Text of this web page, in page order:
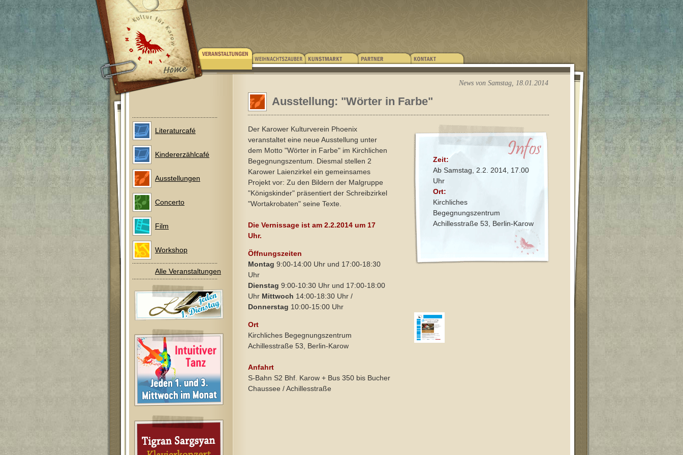
Literaturcafé
Kindererzählcafé
Ausstellungen
Concerto
Film
Workshop
Alle Veranstaltungen
News von Samstag, 18.01.2014
Ausstellung: "Wörter in Farbe"
Der Karower Kulturverein Phoenix
veranstaltet eine neue Ausstellung unter
dem Motto "Wörter in Farbe" im Kirchlichen
Begegnungszentum. Diesmal stellen 2
Karower Laienzirkel ein gemeinsames
Projekt vor: Zu den Bildern der Malgruppe
"Königskinder" präsentiert der Schreibzirkel
"Wortakrobaten" seine Texte.
Die Vernissage ist am 2.2.2014 um 17
Uhr.
Öffnungszeiten
Montag 9:00-14:00 Uhr und 17:00-18:30
Uhr
Dienstag 9:00-10:30 Uhr und 17:00-18:00
Uhr Mittwoch 14:00-18:30 Uhr /
Donnerstag 10:00-15:00 Uhr
Ort
Kirchliches Begegnungszentrum
Achillesstraße 53, Berlin-Karow
Anfahrt
S-Bahn S2 Bhf. Karow + Bus 350 bis Bucher
Chaussee / Achillesstraße
Zeit:
Ab Samstag, 2.2. 2014, 17.00
Uhr
Ort:
Kirchliches
Begegnungszentrum
Achillesstraße 53, Berlin-Karow